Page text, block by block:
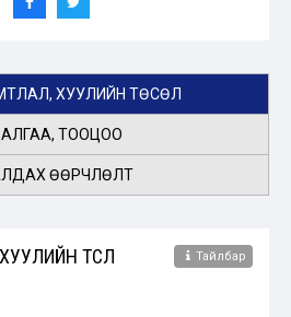
ХУУЛИЙН ТӨСӨЛ
ТООЦОО
ӨӨРЧЛӨЛТ
ТӨСӨЛ Тайлбар